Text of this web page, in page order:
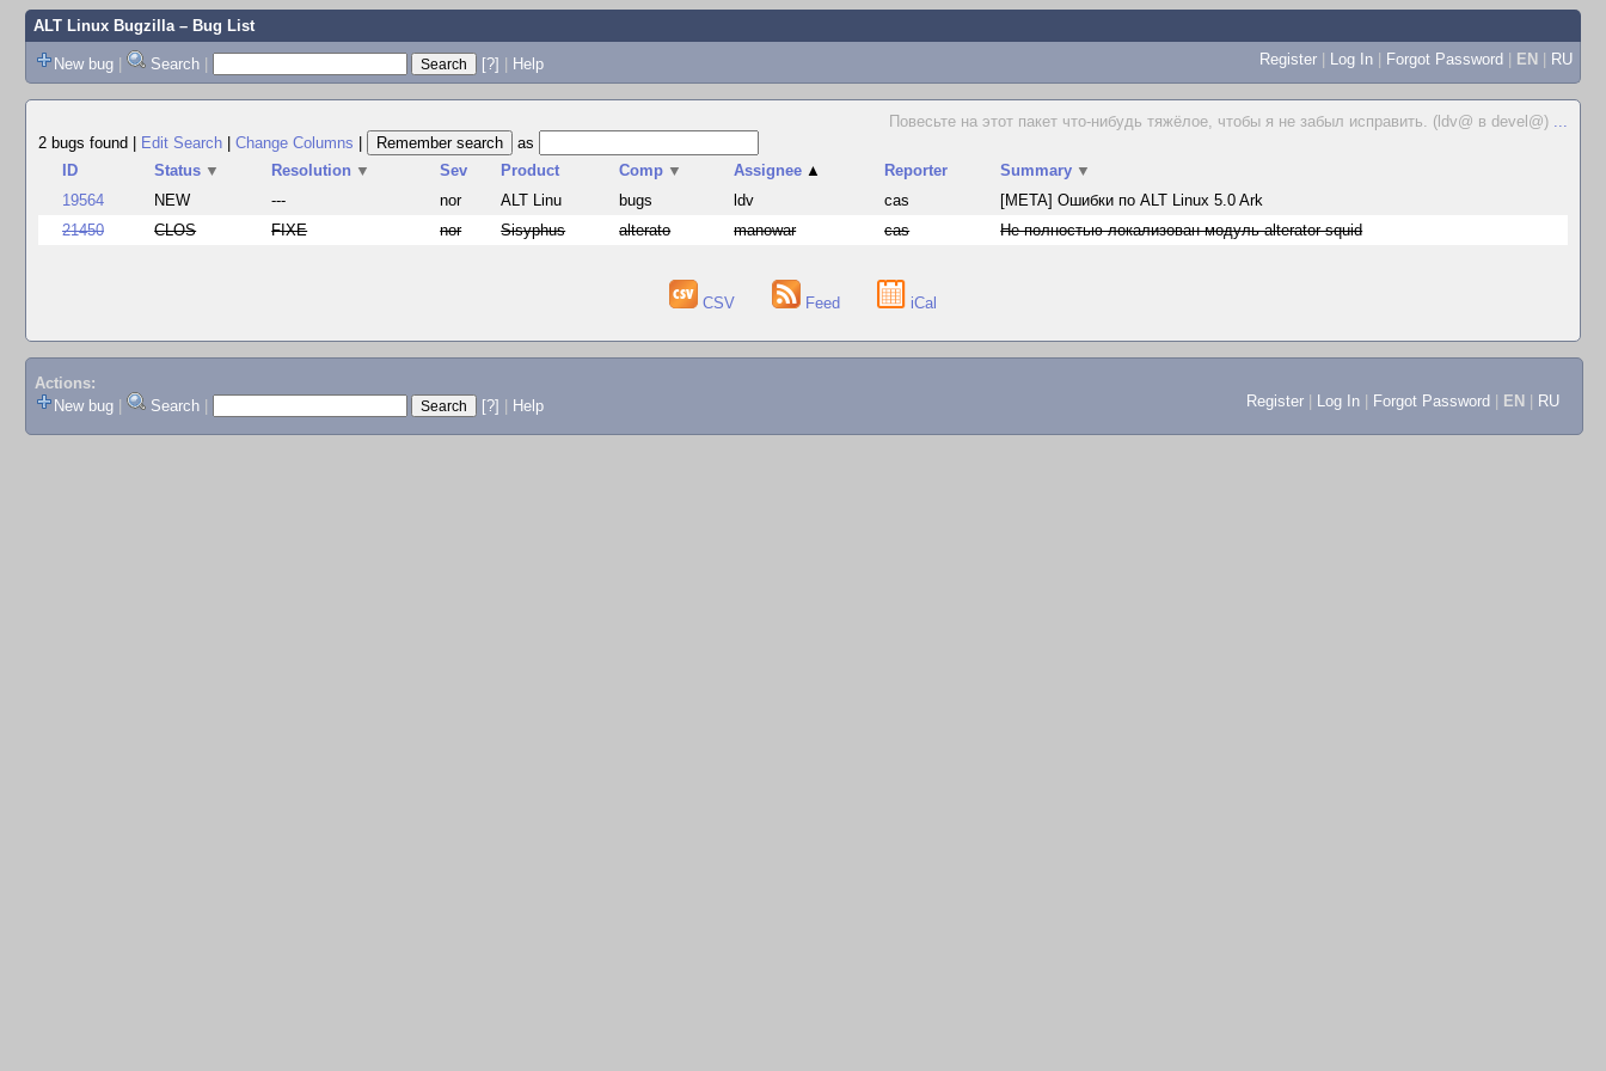
ALT Linux Bugzilla– Bug List
New bug | Search | [?] | Help Register | Log In | Forgot Password | EN | RU
Повесьте на этот пакет что-нибудь тяжёлое, чтобы я не забыл исправить. (ldv@ в devel@) ...
2 bugs found
Edit Search Change Columns
as
ID
Status ▼ Resolution ▼ Sev Product Comp ▼ Assignee ▲ Reporter Summary ▼
19564
NEW --- nor ALT Linu bugs ldv cas
[META] Ошибки по ALT Linux 5.0 Ark
21450
CLOS FIXE nor Sisyphus alterato manowar cas Не полностью локализован модуль alterator-squid
CSV Feed iCal
Actions:
New bug
Search [?] Help Register Log In Forgot Password EN RU